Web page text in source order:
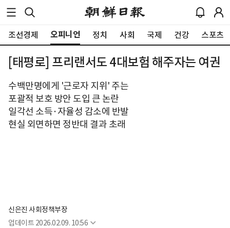
조선경제 오피니언 정치 사회 국제 건강 스포츠
[태평로] 프리랜서도 4대보험 해주자는 여권
수백만명에게 '근로자 지위' 주는
포괄적 보호 방안 도입 큰 논란
일각선 소득·자율성 감소에 반발
현실 외면하면 정반대 결과 초래
신은진 사회정책부장
업데이트 2026.02.09. 10:56